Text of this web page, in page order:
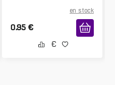
en stock
0.95 €